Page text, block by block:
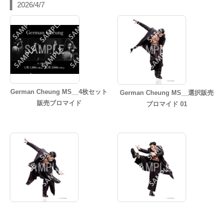
2026/4/7
German Cheung MS__4枚セット
販売ブロマイド
German Cheung MS__選択販売
ブロマイド 01